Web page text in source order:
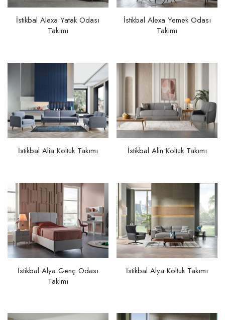
İstikbal Alexa Yatak Odası
Takımı
İstikbal Alexa Yemek Odası
Takımı
İstikbal Alia Koltuk Takımı İstikbal Alin Koltuk Takımı
İstikbal Alya Genç Odası
Takımı
İstikbal Alya Koltuk Takımı